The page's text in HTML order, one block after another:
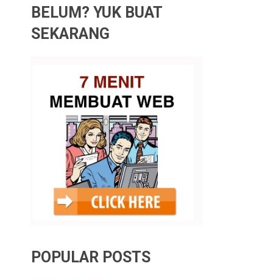
BELUM? YUK BUAT
SEKARANG
POPULAR POSTS